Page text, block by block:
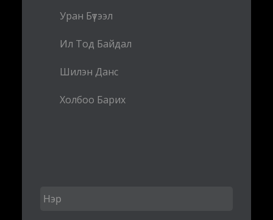
Уран Бүтээл
Ил Тод Байдал
Шилэн Данс
Холбоо Барих